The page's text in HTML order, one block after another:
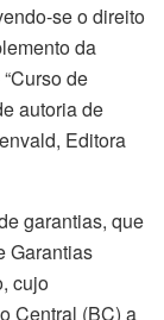
se o direito
da
de
autoria de
Editora
garantias, que
Garantias
cujo
Central (BC) a